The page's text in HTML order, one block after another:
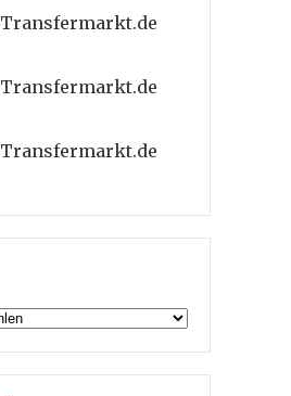
Transfermarkt.de
Transfermarkt.de
Transfermarkt.de